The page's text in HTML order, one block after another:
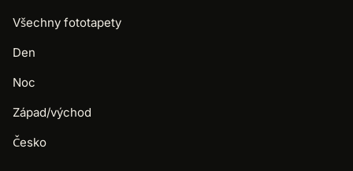
Všechny fototapety
Den
Noc
Západ/východ
Česko